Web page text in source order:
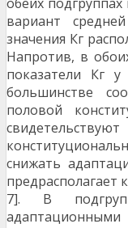
обеих
вариант
значения Кг
Напротив, в
показатели Кг
большинстве
половой
снижать
предрасполагает
7]. В
адаптационными